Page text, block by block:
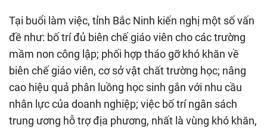
Tại buổi làm việc, tỉnh Bắc Ninh kiến nghị một số vấn
đề như: bố trí đủ biên chế giáo viên cho các trường
mầm non công lập; phối hợp tháo gỡ khó khăn về
biên chế giáo viên, cơ sở vật chất trường học; nâng
cao hiệu quả phân luồng học sinh gắn với nhu cầu
nhân lực của doanh nghiệp; việc bố trí ngân sách
trung ương hỗ trợ địa phương, nhất là vùng khó khăn,